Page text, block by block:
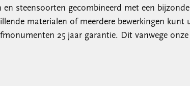
en steensoorten gecombineerd met een
materialen of meerdere bewerkingen
25 jaar garantie. Dit vanwege